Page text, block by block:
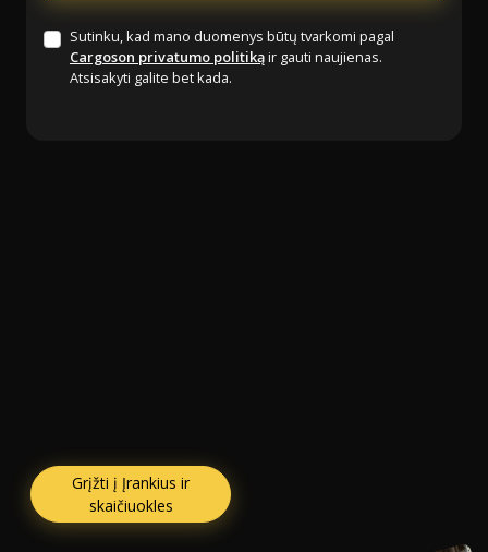
Sutinku, kad mano duomenys būtų tvarkomi pagal
Cargoson privatumo politikąir gauti naujienas.
Atsisakyti galite bet kada.
Grįžti į Įrankius ir
skaičiuokles